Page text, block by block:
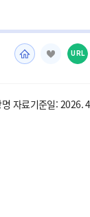
URL
자료기준일: 2026.